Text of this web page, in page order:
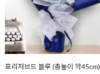
프리저브드 블루 (총높이 약45cm)